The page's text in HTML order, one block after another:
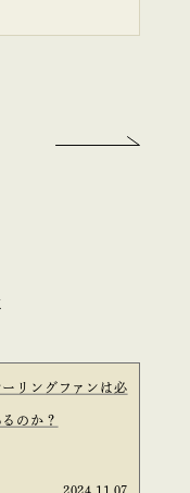
リングファンは必
のか？
2024.11.07